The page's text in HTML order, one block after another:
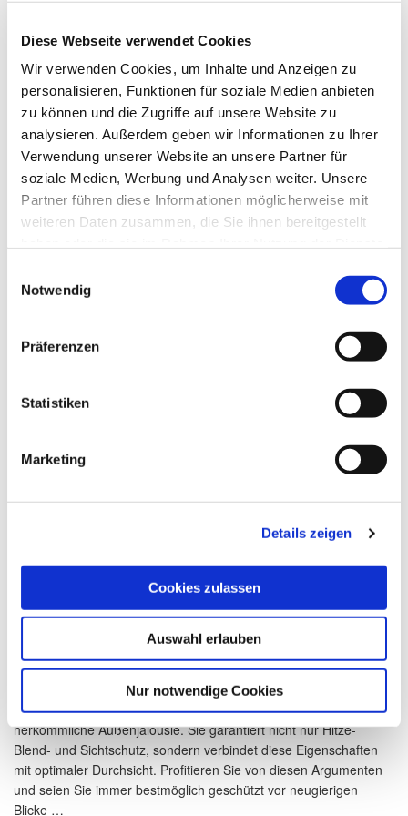
Diese Webseite verwendet Cookies
Wir verwenden Cookies, um Inhalte und Anzeigen zu
personalisieren, Funktionen für soziale Medien anbieten
zu können und die Zugriffe auf unsere Website zu
analysieren. Außerdem geben wir Informationen zu Ihrer
Verwendung unserer Website an unsere Partner für
soziale Medien, Werbung und Analysen weiter. Unsere
Partner führen diese Informationen möglicherweise mit
weiteren Daten zusammen, die Sie ihnen bereitgestellt
Notwendig
Präferenzen
Statistiken
Marketing
Details zeigen
Cookies zulassen
Auswahl erlauben
Nur notwendige Cookies
Veröffentlicht
am
23. März 2018
Unsere Terrassen-Markisen bieten jede Menge Platz für
Individualität. Sie schaffen einen behaglichen Schattenplatz für die
ganze Familie und verlängern in den Abendstunden Ihre
wohlverdiente Zeit auf der Terrasse. Wie? Attraktive
Ausstattungsextras wie integrierte Beleuchtung oder Heizstrahler
machen es möglich. Die …
„Genießen
Sie
Sommerabende
weiterlesen
Durchsicht und Sichtschutz perfekt vereint
amDie neue Außenjalousie mit ProVisio kann mehr als eine
herkömmliche Außenjalousie. Sie garantiert nicht nur Hitze-
Blend- und Sichtschutz, sondern verbindet diese Eigenschaften
mit optimaler Durchsicht. Profitieren Sie von diesen Argumenten
und seien Sie immer bestmöglich geschützt vor neugierigen
Blicke …